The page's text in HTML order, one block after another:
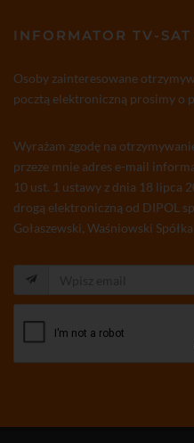
INFORMATOR TV-
Osoby zainteresowane
pocztą elektroniczną prosimy o
Wyrażam zgodę na
przeze mnie adres e-mail
10 ust. 1 ustawy z dnia 18 lipca
drogą elektroniczną od DIPOL
Gołaszewski, Waśniowski